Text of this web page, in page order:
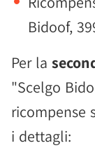
Bidoof,
Per la
"Scelgo
ricompense
i dettagli: